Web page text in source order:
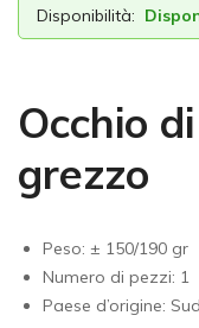
Disponibilità:
Occhio
grezzo
Peso: ± 150/190 gr
Numero di pezzi: 1
Paese d’origine: